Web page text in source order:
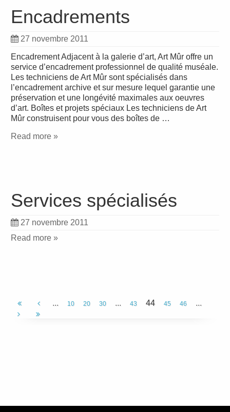
Encadrements
27 novembre 2011
Encadrement Adjacent à la galerie d’art, Art Mûr offre un
service d’encadrement professionnel de qualité muséale.
Les techniciens de Art Mûr sont spécialisés dans
l’encadrement archive et sur mesure lequel garantie une
préservation et une longévité maximales aux oeuvres
d’art. Boîtes et projets spéciaux Les techniciens de Art
Mûr construisent pour vous des boîtes de …
Read more »
Services spécialisés
27 novembre 2011
Read more »
... 10 20 30 ... 43 44 45 46 ...